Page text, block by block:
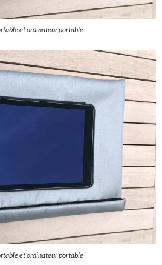
et ordinateur portable
et ordinateur portable